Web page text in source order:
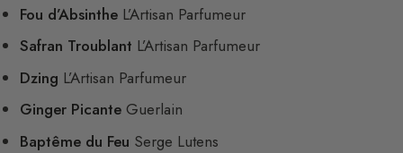
Fou d’Absinthe L’Artisan Parfumeur
Safran Troublant L’Artisan Parfumeur
Dzing L’Artisan Parfumeur
Ginger Picante Guerlain
Baptême du Feu Serge Lutens